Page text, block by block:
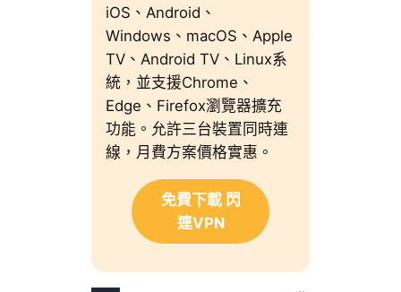
iOS、Android、
Windows、macOS、Apple
TV、Android TV、Linux系
統，並支援Chrome、
Edge、Firefox瀏覽器擴充
功能。允許三台裝置同時連
線，月費方案價格實惠。
免費下載 閃
連VPN